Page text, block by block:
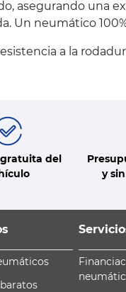
asegurando una
Un neumático
a la
gratuita del
y